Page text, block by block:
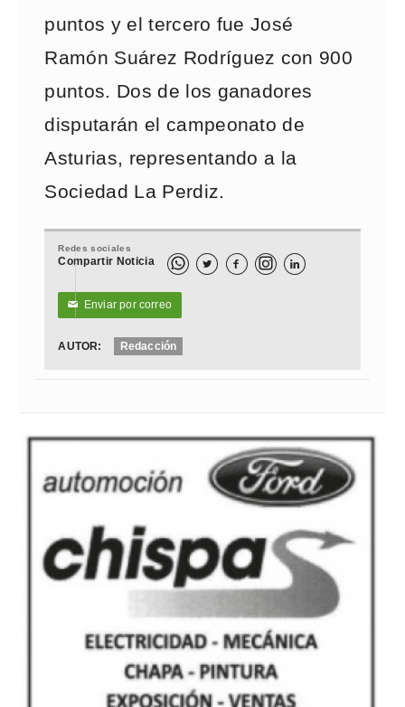
puntos y el tercero fue José
Ramón Suárez Rodríguez con 900
puntos. Dos de los ganadores
disputarán el campeonato de
Asturias, representando a la
Sociedad La Perdiz.
Redes sociales
Compartir Noticia   
✉ Enviar por correo
AUTOR: Redacción